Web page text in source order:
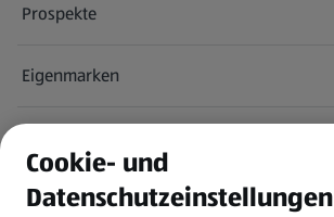
Prospekte
Eigenmarken
Newsletter
Cookie- und
Datenschutzeinstellungen